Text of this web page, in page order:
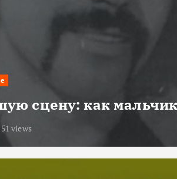
сцену: как
51 views